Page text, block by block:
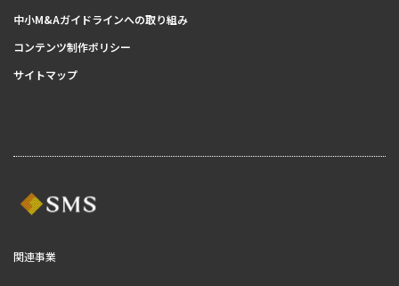
中小M&Aガイドラインへの取り組み
コンテンツ制作ポリシー
サイトマップ
関連事業